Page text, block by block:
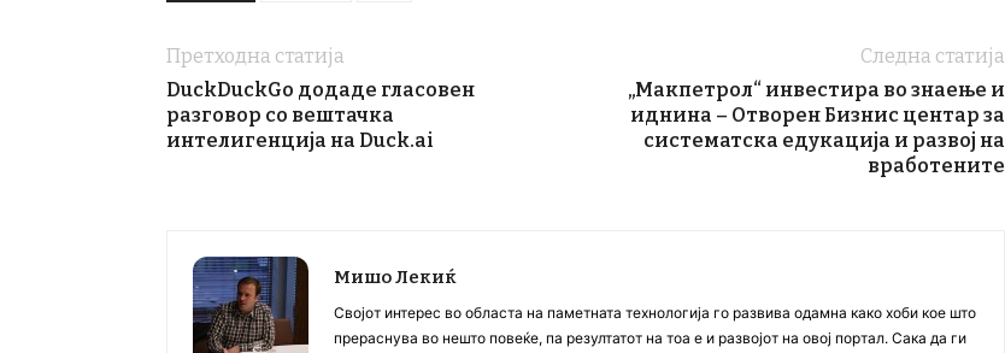
Претходна статија
DuckDuckGo додаде гласовен
разговор со вештачка
интелигенција на Duck.ai
Следна статија
„Макпетрол“ инвестира во знаење и
иднина – Отворен Бизнис центар за
систематска едукација и развој на
вработените
Мишо Лекиќ
Својот интерес во областа на паметната технологија го развива одамна како хоби кое што
прераснува во нешто повеќе, па резултатот на тоа е и развојот на овој портал. Сака да ги